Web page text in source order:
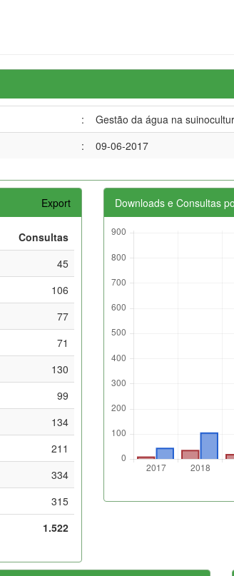
:
Gestão da água na
: 09-06-2017
Export
Consultas
45
106
77
71
130
99
134
211
334
315
1.522
Downloads e Consultas